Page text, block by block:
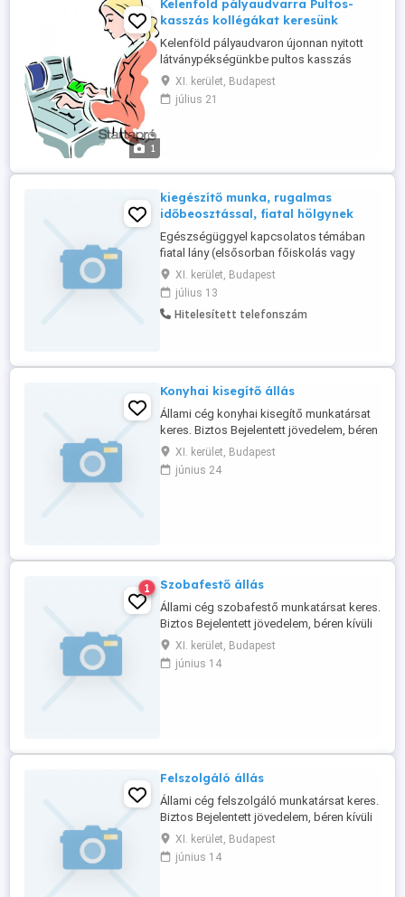
1
Kelenföld pályaudvarra Pultos-
kasszás kollégákat keresünk
Kelenföld pályaudvaron újonnan nyitott
látványpékségünkbe pultos kasszás
kollégát keresünk (PÁLYAKEZDŐKET IS!)
azonnali belépéssel, teljes
foglalkoztatottsággal. Feladatok: vevők
munkakörben, ...
XI. kerület, Budapest
július 21
kiegészítő munka, rugalmas
időbeosztással, fiatal hölgynek
Egészségüggyel kapcsolatos témában
fiatal lány (elsősorban főiskolás vagy
egyetemista) rendszeres segítségére,
közreműködésére lenne szükségem.
Fizetés alkalmanként. 2-3 naponta pár óra
elfoglaltság, rugalmas időbeosztásban...
XI. kerület, Budapest
július 13
Hitelesített telefonszám
Konyhai kisegítő állás
Állami cég konyhai kisegítő munkatársat
keres. Biztos Bejelentett jövedelem, béren
kívüli juttatások. Munkavégzés helye:
Budapest Jelentkezés: Fényképes
önéletrajzzal a csatolt email címre.
XI. kerület, Budapest
június 24
1 Szobafestő állás
Állami cég szobafestő munkatársat keres.
Biztos Bejelentett jövedelem, béren kívüli
juttatások. Munkavégzés helye: Budapest
Jelentkezés: Fényképes önéletrajzzal a
csatolt email címre.
XI. kerület, Budapest
június 14
Felszolgáló állás
Állami cég felszolgáló munkatársat keres.
Biztos Bejelentett jövedelem, béren kívüli
juttatások. Munkavégzés helye: Budapest
Jelentkezés: Fényképes önéletrajzzal a
csatolt email címre.
XI. kerület, Budapest
június 14